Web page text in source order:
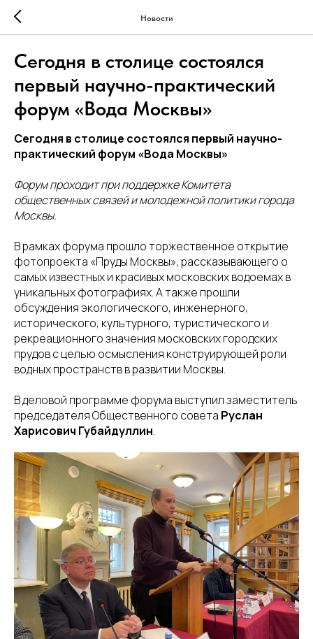
Новости
Сегодня в столице состоялся
первый научно-практический
форум «Вода Москвы»
Сегодня в столице состоялся первый научно-
практический форум «Вода Москвы»
Форум проходит при поддержке Комитета
общественных связей и молодежной политики города
Москвы.
В рамках форума прошло торжественное открытие
фотопроекта «Пруды Москвы», рассказывающего о
самых известных и красивых московских водоемах в
уникальных фотографиях. А также прошли
обсуждения экологического, инженерного,
исторического, культурного, туристического и
рекреационного значения московских городских
прудов с целью осмысления конструирующей роли
водных пространств в развитии Москвы.
В деловой программе форума выступил заместитель
председателя Общественного совета Руслан
Харисович Губайдуллин.